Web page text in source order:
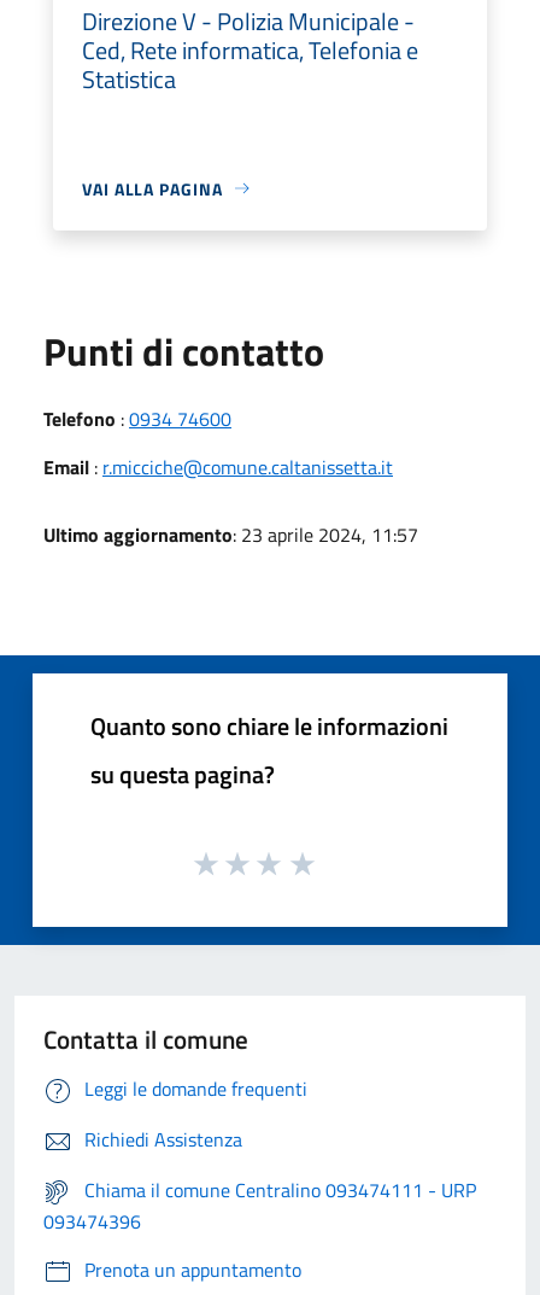
Direzione V - Polizia Municipale -
Ced, Rete informatica, Telefonia e
Statistica
VAI ALLA PAGINA
Punti di contatto
Telefono :0934 74600
Email : r.micciche@comune.caltanissetta.it
Ultimo aggiornamento: 23 aprile 2024, 11:57
Quanto sono chiare le informazioni
su questa pagina?
Contatta il comune
Leggi le domande frequenti
Richiedi Assistenza
Chiama il comune Centralino 093474111 - URP
093474396
Prenota un appuntamento